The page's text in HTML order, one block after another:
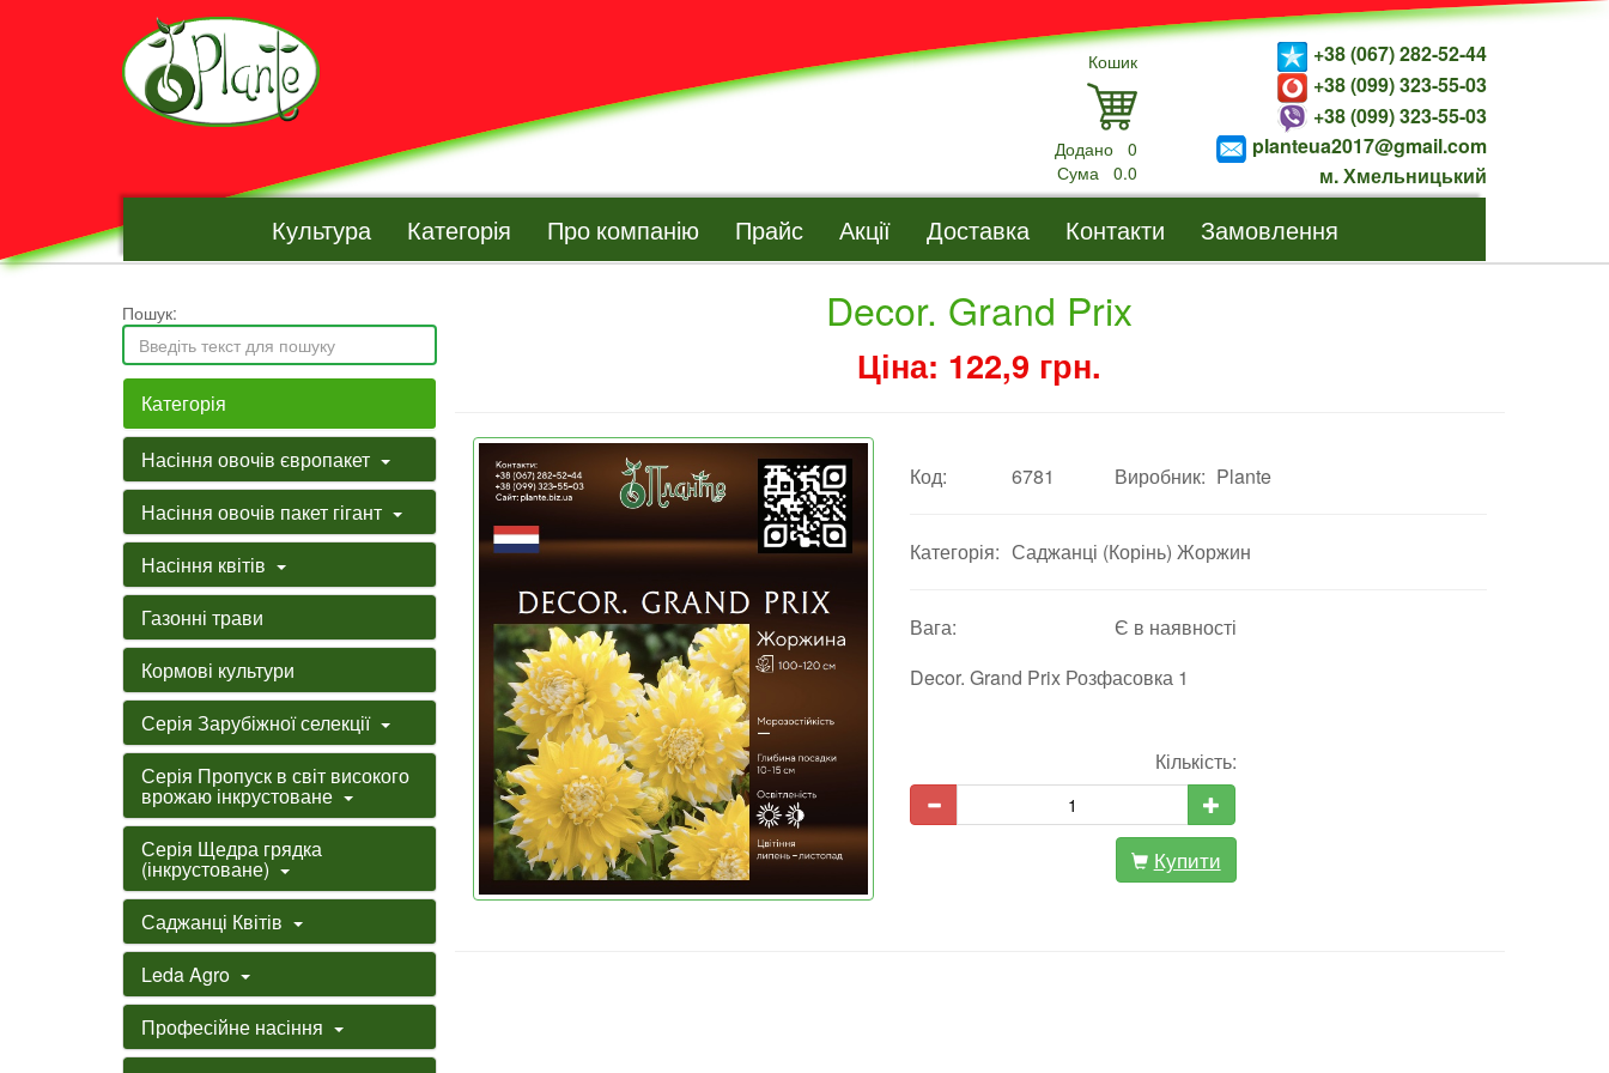
Кошик
Додано 0
Сума 0.0
+38 (067) 282-52-44
+38 (099) 323-55-03
+38 (099) 323-55-03
planteua2017@gmail.com
м. Хмельницький
Культура Категорія Про компанію Прайс Акції Доставка Контакти Замовлення
Пошук:
Категорія
Насіння овочів європакет
Насіння овочів пакет гігант
Насіння квітів
Газонні трави
Кормові культури
Серія Зарубіжної селекції
Серія Пропуск в світ високого
врожаю інкрустоване
Серія Щедра грядка
(інкрустоване)
Саджанці Квітів
Leda Agro
Професійне насіння
Decor. Grand Prix
Ціна: 122,9 грн.
Код: 6781 Виробник: Plante
Категорія: Саджанці (Корінь) Жоржин
Вага:
Є в наявності
Decor. Grand Prix Розфасовка 1
Кількість:
Купити